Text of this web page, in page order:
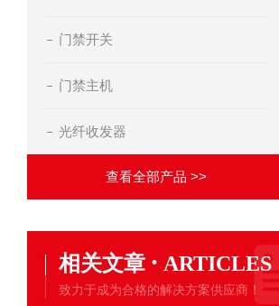
门禁开关
门禁主机
光纤收发器
查看全部产品 >>
相关文章 · ARTICLES
致力于成为合格的解决方案供应商！